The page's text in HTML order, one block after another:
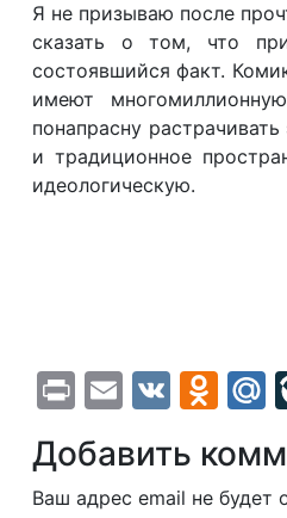
Я не призываю после
сказать о том, что
состоявшийся факт.
имеют
понапрасну
и традиционное
идеологическую.
PrintEmail
VK
Добавить
Ваш адрес email не будет